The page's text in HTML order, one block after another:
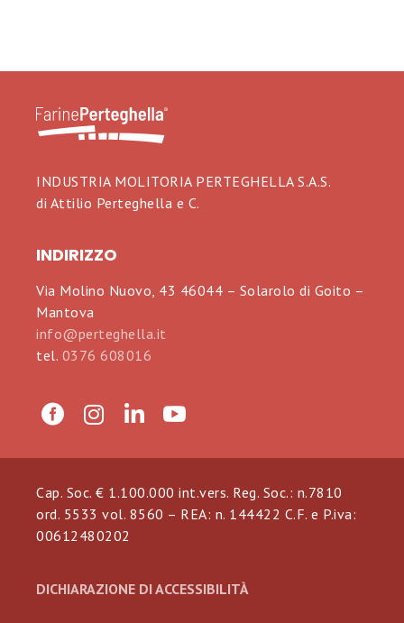
INDUSTRIA MOLITORIA PERTEGHELLA S.A.S.
di Attilio Perteghella e C.
INDIRIZZO
Via Molino Nuovo, 43 46044 – Solarolo di Goito –
Mantova
info@perteghella.it
tel. 0376 608016
Cap. Soc. € 1.100.000 int.vers. Reg. Soc.: n.7810
ord. 5533 vol. 8560 – REA: n. 144422 C.F. e P.iva:
00612480202
DICHIARAZIONE DI ACCESSIBILITÀ